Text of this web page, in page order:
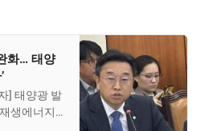
화… 태양
] 태양광 발
생에너지